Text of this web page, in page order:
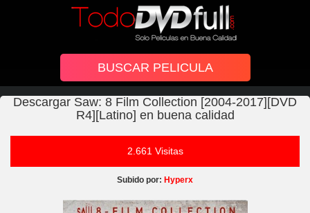
Descargar Saw: 8 Film Collection [2004-2017][DVD
R4][Latino] en buena calidad
2.661 Visitas
Subido por: Hyperx